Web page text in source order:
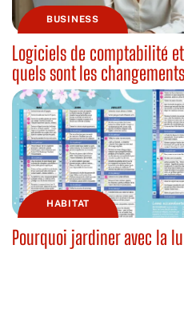
BUSINESS
Logiciels de comptabilité
quels sont les
HABITAT
Pourquoi jardiner avec la